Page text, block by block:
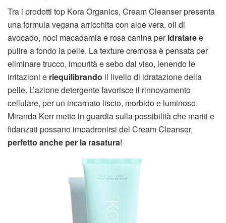
Tra i prodotti top Kora Organics, Cream Cleanser presenta
una formula vegana arricchita con aloe vera, oli di
avocado, noci macadamia e rosa canina peridrataree
pulire a fondo la pelle. La texture cremosa è pensata per
eliminare trucco, impurità e sebo dal viso, lenendo le
irritazioni e riequilibrando il livello di idratazione della
pelle. L’azione detergente favorisce il rinnovamento
cellulare, per un incarnato liscio, morbido e luminoso.
Miranda Kerr mette in guardia sulla possibilità che mariti e
fidanzati possano impadronirsi del Cream Cleanser,
perfetto anche per la rasatura!